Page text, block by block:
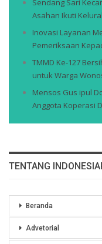
Sendang Sari
Asahan Ikuti
Inovasi Layanan
Pemeriksaan
TMMD Ke-127
untuk Warga
Mensos Gus ipul
Anggota Koperasi
TENTANG
Beranda
Advetorial